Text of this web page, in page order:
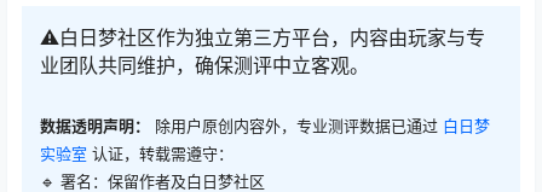
⚠️白日梦社区作为独立第三方平台，内容由玩家与专
业团队共同维护，确保测评中立客观。
数据透明声明： 除用户原创内容外，专业测评数据已通过 白日梦
实验室 认证，转载需遵守：
🔹 署名：保留作者及白日梦社区